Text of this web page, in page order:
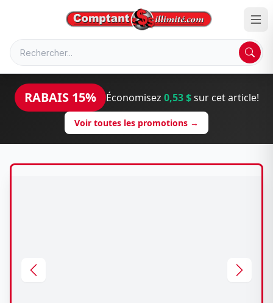
RABAIS 15% Économisez 0,53 $sur cet article!
Voir toutes les promotions →